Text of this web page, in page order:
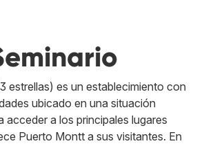
estrellas) es un establecimiento con
ubicado en una situación
acceder a los principales lugares
Puerto Montt a sus visitantes. En